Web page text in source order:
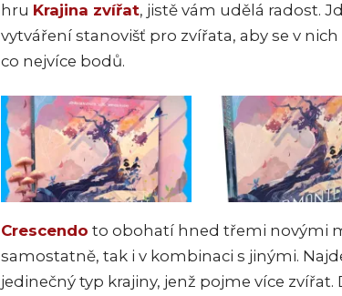
hru Krajina zvířat, jistě vám udělá radost.
vytváření stanovišť pro zvířata, aby se v
co nejvíce bodů.
Crescendo to obohatí hned třemi novými
samostatně, tak i v kombinaci s jinými.
jedinečný typ krajiny, jenž pojme více